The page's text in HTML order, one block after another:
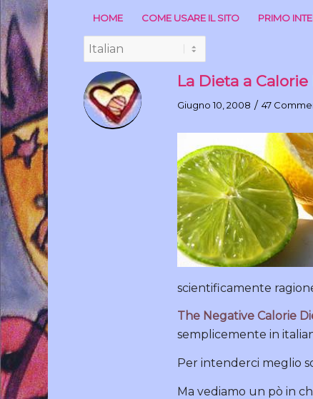
HOME COME USARE IL SITO PRIMO
La Dieta a
Giugno 10, 2008 / 47
scientificamente
The Negative Calorie
semplicemente in
Per intenderci meglio
Ma vediamo un pò in